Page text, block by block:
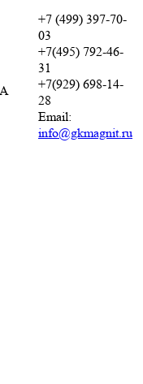
+7 (499) 397-70-
03
+7(495) 792-46-
31
+7(929) 698-14-
28
Email:
info@gkmagnit.ru